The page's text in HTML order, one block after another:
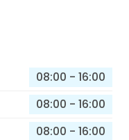
08:00 - 16:00
08:00 - 16:00
08:00 - 16:00